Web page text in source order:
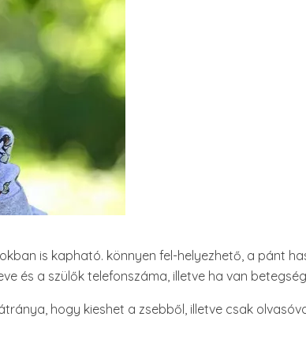
is kapható. könnyen fel-helyezhető, a pánt
és a szülők telefonszáma, illetve ha van
hogy kieshet a zsebből, illetve csak